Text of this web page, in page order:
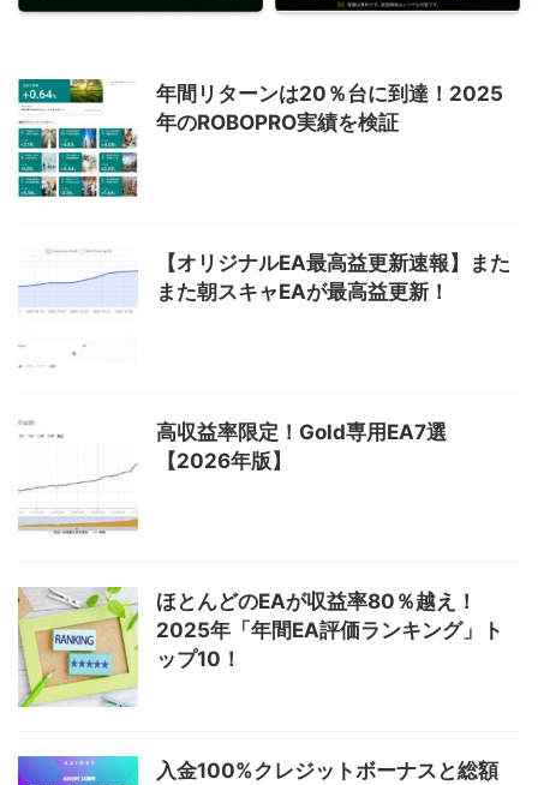
年間リターンは20％台に到達！2025
年のROBOPRO実績を検証
【オリジナルEA最高益更新速報】また
また朝スキャEAが最高益更新！
高収益率限定！Gold専用EA7選
【2026年版】
ほとんどのEAが収益率80％越え！
2025年「年間EA評価ランキング」ト
ップ10！
入金100%クレジットボーナスと総額